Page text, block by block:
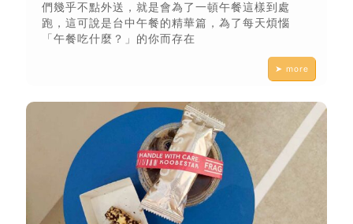
們幾乎不點外送，就是會為了一頓午餐這樣到處
跑，這可說是台中午餐的精華篇，為了每天煩惱
「午餐吃什麼？」的你而存在
➤ more